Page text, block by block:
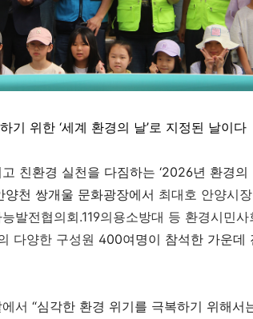
기 위한 ‘세계 환경의 날’로 지정된 날이다
친환경 실천을 다짐하는 ‘2026년 환경의
양천 쌍개울 문화광장에서 최대호 안양시
발전협의회.119의용소방대 등 환경시민사
다양한 구성원 400여명이 참석한 가운데
서 “심각한 환경 위기를 극복하기 위해서